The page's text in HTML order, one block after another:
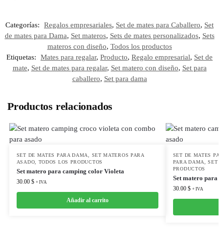
Categorías: Regalos empresariales, Set de mates para Caballero, Set
de mates para Dama, Set materos, Sets de mates personalizados, Sets
materos con diseño, Todos los productos
Etiquetas:
Mates para regalar, Producto, Regalo empresarial, Set de
mate, Set de mates para regalar, Set matero con diseño, Set para
caballero, Set para dama
Productos relacionados
SET DE MATES PARA DAMA
SET MATEROS PARA
ASADO
TODOS LOS PRODUCTOS
Set matero para camping color Violeta
30.00 $ + IVA
Añadir al carrito
SET DE MATES
PARA DAMA
,SET
PRODUCTOS
Set matero
30.00 $ + IVA